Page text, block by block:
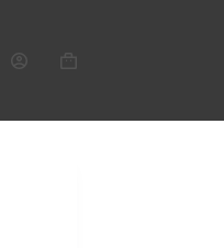
Καλάθι